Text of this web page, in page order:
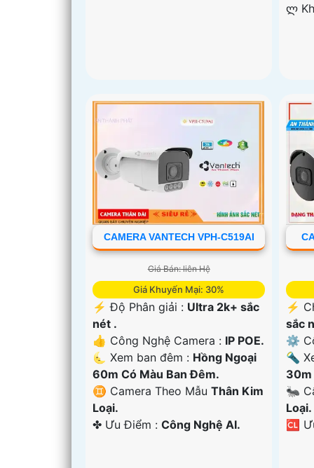
️ლ
CAMERA VANTECH VPH-C519AI
Giá Bán: liên Hệ
Giá Khuyến Mại: 30%
️⚡ Độ Phân giải : Ultra 2k+ sắc
nét .
👍 Công Nghệ Camera : IP POE.
🌜 Xem ban đêm : Hồng Ngoại
60m Có Màu Ban Đêm.
♊ Camera Theo Mẫu Thân Kim
Loại.
️✤ Ưu Điểm : Công Nghệ AI.
️⚡
sắc
⚙
🔦
30m
🐜
Loại.
️🆑